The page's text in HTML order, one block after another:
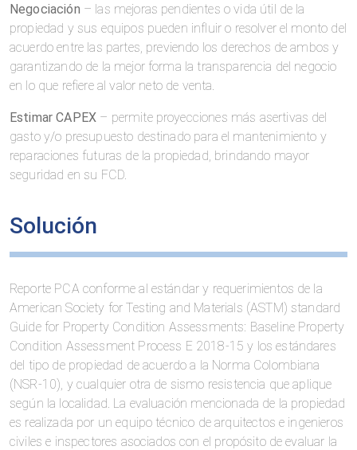
Negociación – las mejoras pendientes o vida útil de la
propiedad y sus equipos pueden influir o resolver el monto del
acuerdo entre las partes, previendo los derechos de ambos y
garantizando de la mejor forma la transparencia del negocio
en lo que refiere al valor neto de venta.
Estimar CAPEX – permite proyecciones más asertivas del
gasto y/o presupuesto destinado para el mantenimiento y
reparaciones futuras de la propiedad, brindando mayor
seguridad en su FCD.
Solución
Reporte PCA conforme al estándar y requerimientos de la
American Society for Testing and Materials (ASTM) standard
Guide for Property Condition Assessments: Baseline Property
Condition Assessment Process E 2018-15 y los estándares
del tipo de propiedad de acuerdo a la Norma Colombiana
(NSR-10), y cualquier otra de sismo resistencia que aplique
según la localidad. La evaluación mencionada de la propiedad
es realizada por un equipo técnico de arquitectos e ingenieros
civiles e inspectores asociados con el propósito de evaluar la